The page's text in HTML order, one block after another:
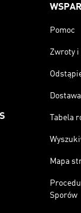
Pomoc
Zwroty
Dostawa
Tabela
Mapa
Sporów